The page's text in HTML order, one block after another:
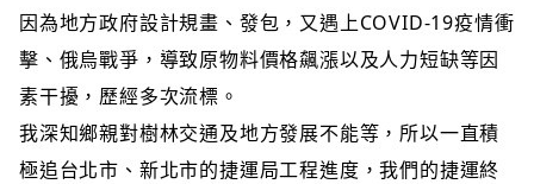
因為地方政府設計規畫、發包，又遇上COVID-19疫情衝
擊、俄烏戰爭，導致原物料價格飆漲以及人力短缺等因
素干擾，歷經多次流標。
我深知鄉親對樹林交通及地方發展不能等，所以一直積
極追台北市、新北市的捷運局工程進度，我們的捷運終